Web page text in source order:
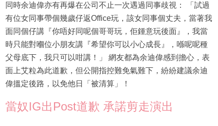
同時余迪偉亦有再爆在公司不止一次遇過同事歧視： 「試過
有位女同事帶個幾歲仔返Office玩，該女同事個丈夫，當著我
面同個仔講『你唔好同呢個哥哥玩，佢鍾意玩後面』，我當
時只能對嗰位小朋友講『希望你可以小心成長』，喺呢呢種
父母底下，我只可以咁講！」 網友都為余迪偉感到擔心，表
面上艾粒為此道歉，但公開指控難免氣難下，紛紛建議余迪
偉搵定後路，以免他日「被清算」！
當奴IG出Post道歉 承諾剪走演出